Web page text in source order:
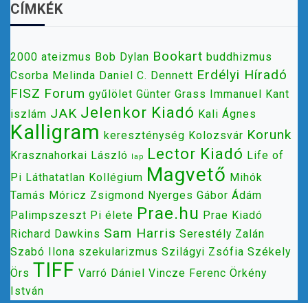
CÍMKÉK
2000 ateizmus Bob Dylan Bookart buddhizmus
Csorba Melinda Daniel C. Dennett Erdélyi Híradó
FISZ Forum gyűlölet Günter Grass Immanuel Kant
iszlám JAK Jelenkor Kiadó Kali Ágnes
Kalligram kereszténység Kolozsvár Korunk
Krasznahorkai László lap Lector Kiadó Life of
Pi Láthatatlan Kollégium Magvető Mihók
Tamás Móricz Zsigmond Nyerges Gábor Ádám
Palimpszeszt Pi élete Prae.hu Prae Kiadó
Richard Dawkins Sam Harris Serestély Zalán
Szabó Ilona szekularizmus Szilágyi Zsófia Székely
Örs TIFF Varró Dániel Vincze Ferenc Örkény
István